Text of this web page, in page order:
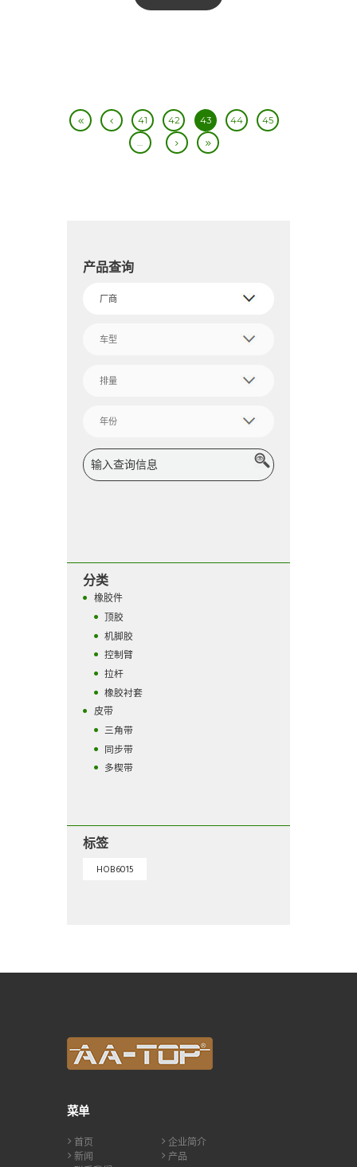
41 42 43 44
45
…
产品查询
分类
橡胶件
顶胶
机脚胶
控制臂
拉杆
橡胶衬套
皮带
三角带
同步带
多楔带
标签
HOB6015
菜单
首页
企业简介
新闻
产品